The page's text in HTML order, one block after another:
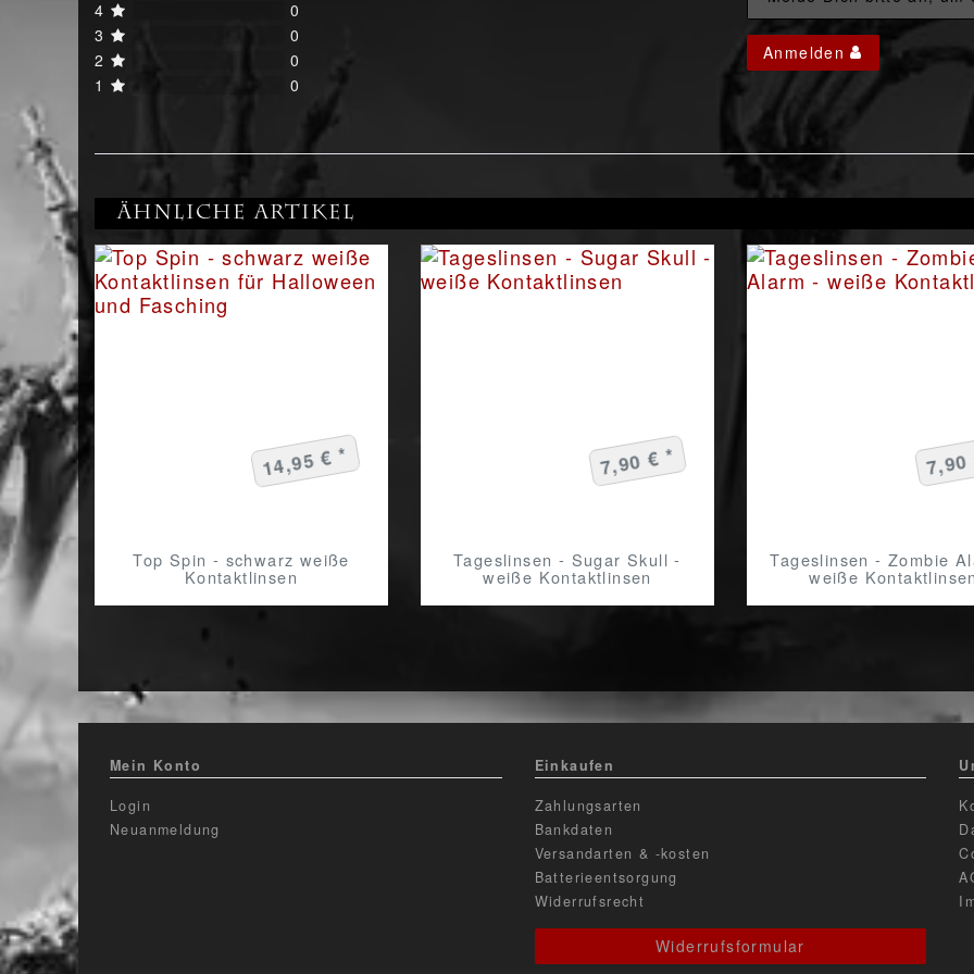
4
0
3
0
2
0
1
0
Anmelden
Ähnliche Artikel
Top Spin - schwarz weiße
Kontaktlinsen
14,95 € *
Tageslinsen - Sugar Skull -
weiße Kontaktlinsen
7,90 € *
Tageslinsen - Zombie
weiße
Mein Konto
Login
Neuanmeldung
Einkaufen
Zahlungsarten
Bankdaten
Versandarten & -kosten
Batterieentsorgung
Widerrufsrecht
Widerrufsformular